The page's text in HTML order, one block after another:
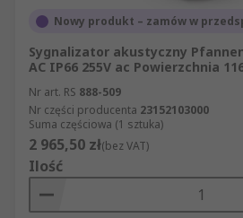
widłowych
Działania awaryjne
Sygnalizatorów akustycznych i
używać wewnątrz i na zewnątrz
w zastosowaniach
o dobraniu wersji odpornej na
pogodowe.
Nowy produkt – zamów w
Sygnalizator akustyczny
AC IP66 255V ac Powierzchnia
Nr art. RS 888-509
Nr części producenta 23152103000
Suma częściowa (1 sztuka)
2 965,50 zł(bez VAT)
Ilość